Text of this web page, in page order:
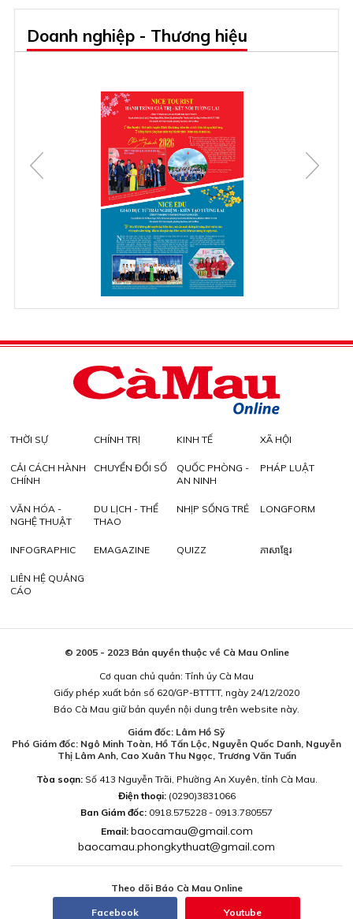
Doanh nghiệp - Thương hiệu
THỜI SỰ CHÍNH TRỊ KINH TẾ XÃ HỘI
CẢI CÁCH HÀNH
CHÍNH
CHUYỂN ĐỔI SỐ
QUỐC PHÒNG -
AN NINH
PHÁP LUẬT
VĂN HÓA -
NGHỆ THUẬT
DU LỊCH - THỂ
THAO
NHỊP SỐNG TRẺ LONGFORM
INFOGRAPHIC EMAGAZINE QUIZZ ភាសាខ្មែរ
LIÊN HỆ QUẢNG
CÁO
© 2005 - 2023 Bản quyền thuộc về Cà Mau Online
Cơ quan chủ quản: Tỉnh ủy Cà Mau
Giấy phép xuất bản số 620/GP-BTTTT, ngày 24/12/2020
Báo Cà Mau giữ bản quyền nội dung trên website này.
Giám đốc: Lâm Hồ Sỹ
Phó Giám đốc: Ngô Minh Toàn, Hồ Tấn Lộc, Nguyễn Quốc Danh, Nguyễn
Thị Lâm Anh, Cao Xuân Thu Ngọc, Trương Văn Tuấn
Tòa soạn:Số 413 Nguyễn Trãi, Phường An Xuyên, tỉnh Cà Mau.
Điện thoại: (0290)3831066
Ban Giám đốc: 0918.575228 - 0913.780557
Email: baocamau@gmail.com
baocamau.phongkythuat@gmail.com
Theo dõi Báo Cà Mau Online
Facebook Youtube